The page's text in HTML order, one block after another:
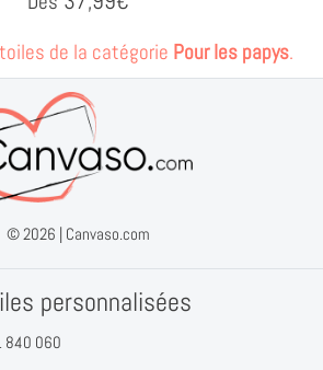
de la catégorie Pour les papys.
© 2026 | Canvaso.com
personnalisées
840 060